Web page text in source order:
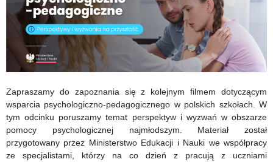
Zapraszamy do zapoznania się z kolejnym filmem dotyczącym
wsparcia psychologiczno-pedagogicznego w polskich szkołach. W
tym odcinku poruszamy temat perspektyw i wyzwań w obszarze
pomocy psychologicznej najmłodszym. Materiał został
przygotowany przez Ministerstwo Edukacji i Nauki we współpracy
ze specjalistami, którzy na co dzień z pracują z uczniami
nowego
roku
szkolnego